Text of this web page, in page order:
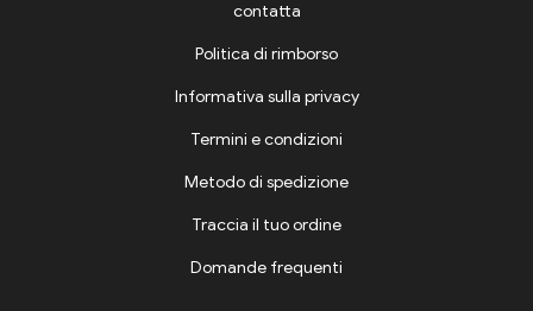
contatta
Politica di rimborso
Informativa sulla privacy
Termini e condizioni
Metodo di spedizione
Traccia il tuo ordine
Domande frequenti